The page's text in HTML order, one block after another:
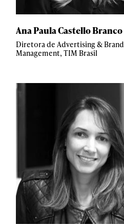
Ana Paula Castello Branco
Diretora de Advertising & Brand
Management, TIM Brasil